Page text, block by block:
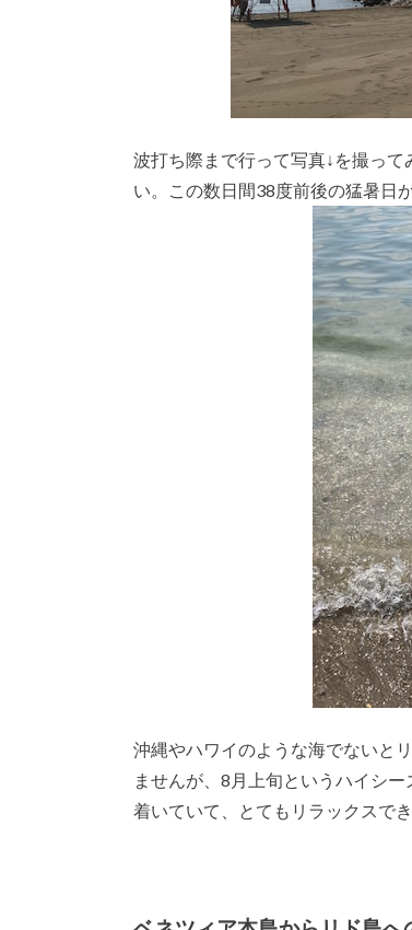
波打ち際まで行って写真↓を撮っ
い。この数日間38度前後の猛暑日
沖縄やハワイのような海でないと
ませんが、8月上旬というハイシ
着いていて、とてもリラックスで